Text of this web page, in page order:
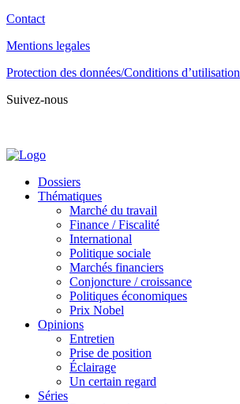
Contact
Mentions legales
Protection des données/Conditions d’utilisation
Suivez-nous
Dossiers
Thématiques
Marché du travail
Finance / Fiscalité
International
Politique sociale
Marchés financiers
Conjoncture / croissance
Politiques économiques
Prix Nobel
Opinions
Entretien
Prise de position
Éclairage
Un certain regard
Séries